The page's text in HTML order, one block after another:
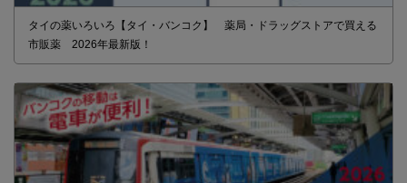
タイの薬いろいろ【タイ・バンコク】 薬局・ドラッグストアで買える
市販薬 2026年最新版！